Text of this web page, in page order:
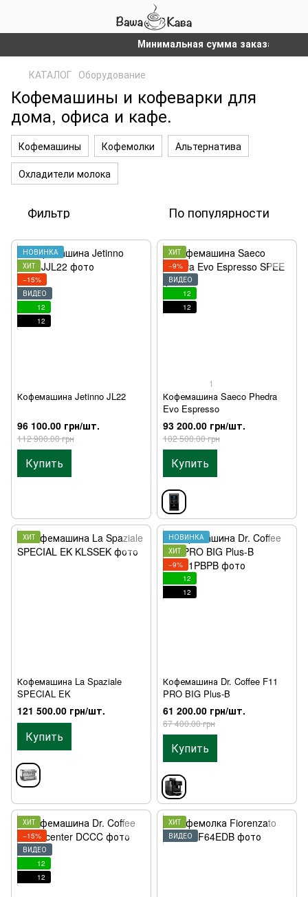
Минимальная сумма заказа на сайте –
КАТАЛОГ Оборудование
Кофемашины и кофеварки для
дома, офиса и кафе.
Кофемашины Кофемолки
Альтернатива
Охладители молока
Фильтр По популярности
НОВИНКА
ХИТ
−15%
ВИДЕО
12
12
Кофемашина Jetinno JL22
96 100.00 грн/шт.
112 900.00 грн
Купить
ХИТ
−9%
ВИДЕО
12
12
1
Кофемашина Saeco Phedra
Evo Espresso
93 200.00 грн/шт.
102 500.00 грн
Купить
ХИТ
Кофемашина La Spaziale
SPECIAL EK
121 500.00 грн/шт.
Купить
НОВИНКА
ХИТ
−9%
12
12
Кофемашина Dr. Coffee F11
PRO BIG Plus-B
61 200.00 грн/шт.
67 400.00 грн
Купить
ХИТ
−15%
ВИДЕО
12
12
ХИТ
ВИДЕО